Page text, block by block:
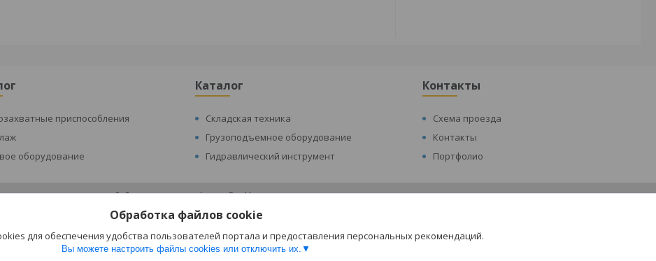
приспособления
оборудование
Каталог
Складская техника
Грузоподъемное оборудование
Гидравлический инструмент
Контакты
Схема проезда
Контакты
Портфолио
Сайт создан на платформе Deal.by
Политика обработки файлов cookies
Обработка файлов cookie
для обеспечения удобства пользователей портала и предоставления персональных рекомендаций.
Вы можете настроить файлы cookies или отключить их.
Складская техника и оборудование Минск | Пожаловаться на контент
Select Language▼